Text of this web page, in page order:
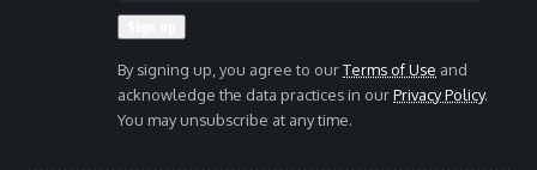
By signing up, you agree to ourTerms of Use and
acknowledge the data practices in ourPrivacy Policy.
You may unsubscribe at any time.